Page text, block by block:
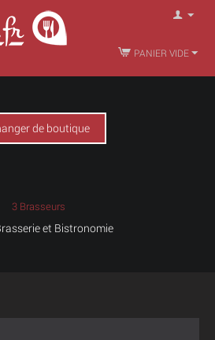
PANIER VIDE
de boutique
3 Brasseurs
et Bistronomie